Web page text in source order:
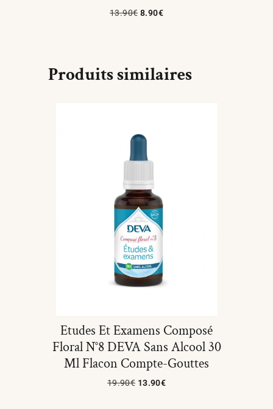
13.90€ 8.90€
Produits similaires
Etudes Et Examens Composé
Floral N°8 DEVA Sans Alcool 30
Ml Flacon Compte-Gouttes
19.90€ 13.90€